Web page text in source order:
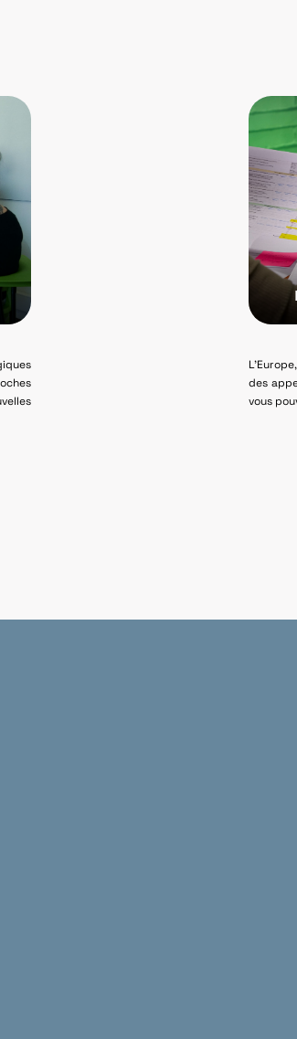
des
vous